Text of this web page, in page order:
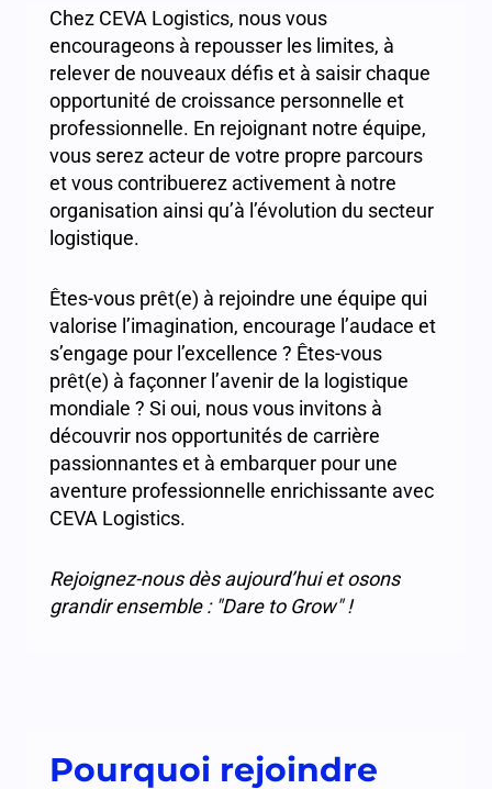
Chez CEVA Logistics, nous vous
encourageons à repousser les limites, à
relever de nouveaux défis et à saisir chaque
opportunité de croissance personnelle et
professionnelle. En rejoignant notre équipe,
vous serez acteur de votre propre parcours
et vous contribuerez activement à notre
organisation ainsi qu’à l’évolution du secteur
logistique.
Êtes-vous prêt(e) à rejoindre une équipe qui
valorise l’imagination, encourage l’audace et
s’engage pour l’excellence ? Êtes-vous
prêt(e) à façonner l’avenir de la logistique
mondiale ? Si oui, nous vous invitons à
découvrir nos opportunités de carrière
passionnantes et à embarquer pour une
aventure professionnelle enrichissante avec
CEVA Logistics.
Rejoignez-nous dès aujourd’hui et osons
grandir ensemble : "Dare to Grow" !
Pourquoi rejoindre